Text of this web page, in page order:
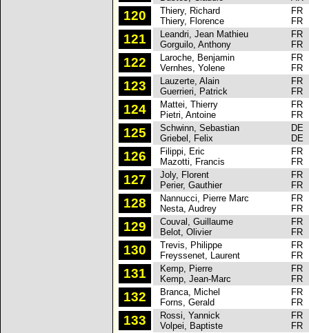
120
Thiery, Richard
Thiery, Florence
FR
FR
121
Leandri, Jean Mathieu
Gorguilo, Anthony
FR
FR
122
Laroche, Benjamin
Vernhes, Yolene
FR
FR
123
Lauzerte, Alain
Guerrieri, Patrick
FR
FR
124
Mattei, Thierry
Pietri, Antoine
FR
FR
125
Schwinn, Sebastian
Griebel, Felix
DE
DE
126
Filippi, Eric
Mazotti, Francis
FR
FR
127
Joly, Florent
Perier, Gauthier
FR
FR
128
Nannucci, Pierre Marc
Nesta, Audrey
FR
FR
129
Couval, Guillaume
Belot, Olivier
FR
FR
130
Trevis, Philippe
Freyssenet, Laurent
FR
FR
131
Kemp, Pierre
Kemp, Jean-Marc
FR
FR
132
Branca, Michel
Forns, Gerald
FR
FR
133
Rossi, Yannick
Volpei, Baptiste
FR
FR